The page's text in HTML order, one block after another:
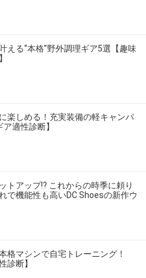
える“本格”野外調理ギア5選【趣味
楽しめる！充実装備の軽キャンパ
適性診断】
トアップ!? これからの時季に頼り
で機能性も高いDC Shoesの新作ウ
格マシンで自宅トレーニング！
診断】